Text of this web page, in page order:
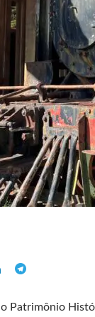
Patrimônio